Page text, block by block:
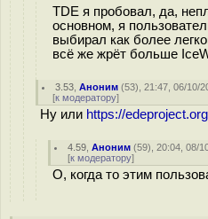
TDE я пробовал, да,
основном, я
выбирал как более
всё же жрёт больше
3.53 ,Аноним (53), 21:47, 06/10/
[к модератору]
Ну или https://
4.59 ,Аноним (59), 20:04, 08/
[к модератору]
О, когда то этим